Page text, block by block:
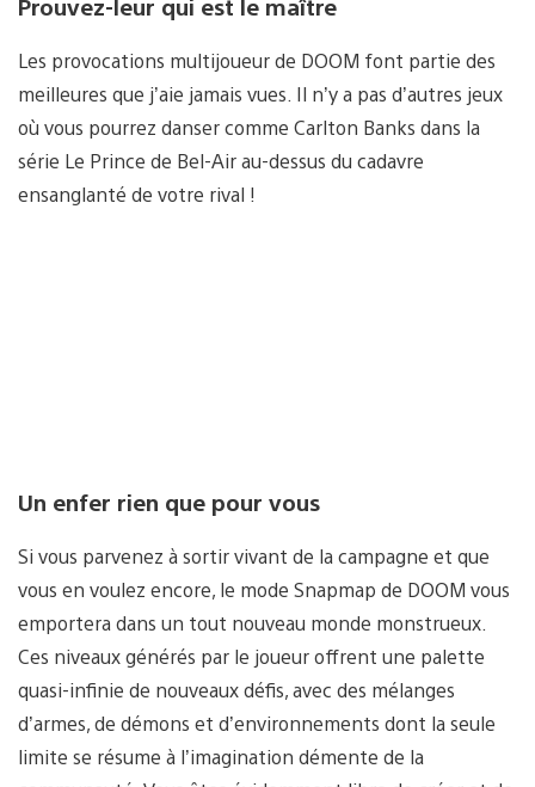
Prouvez-leur qui est le maître
Les provocations multijoueur de DOOM font partie des
meilleures que j’aie jamais vues. Il n’y a pas d’autres jeux
où vous pourrez danser comme Carlton Banks dans la
série Le Prince de Bel-Air au-dessus du cadavre
ensanglanté de votre rival !
Un enfer rien que pour vous
Si vous parvenez à sortir vivant de la campagne et que
vous en voulez encore, le mode Snapmap de DOOM vous
emportera dans un tout nouveau monde monstrueux.
Ces niveaux générés par le joueur offrent une palette
quasi-infinie de nouveaux défis, avec des mélanges
d’armes, de démons et d’environnements dont la seule
limite se résume à l’imagination démente de la